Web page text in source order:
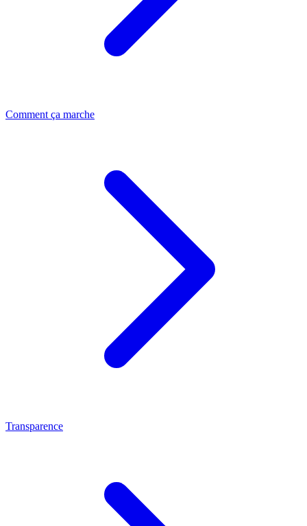
Comment ça marche
Transparence